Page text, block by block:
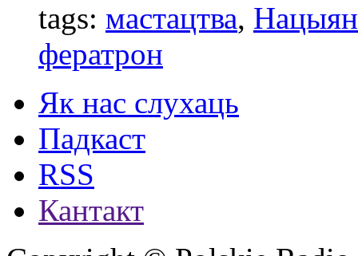
tags: мастацтва,
фератрон
Як нас слухаць
Падкаст
RSS
Кантакт